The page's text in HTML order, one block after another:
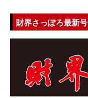
財界さっぽろ最新号